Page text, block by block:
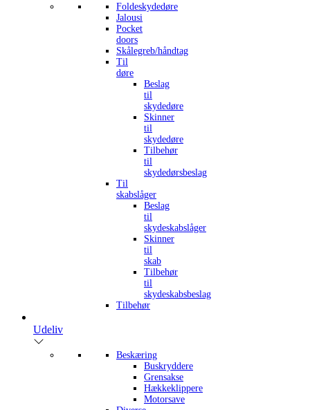
Foldeskydedøre
Jalousi
Pocket
doors
Skålegreb/håndtag
Til
døre
Beslag
til
skydedøre
Skinner
til
skydedøre
Tilbehør
til
skydedørsbeslag
Til
skabslåger
Beslag
til
skydeskabslåger
Skinner
til
skab
Tilbehør
til
skydeskabsbeslag
Tilbehør
Udeliv
Beskæring
Buskryddere
Grensakse
Hækkeklippere
Motorsave